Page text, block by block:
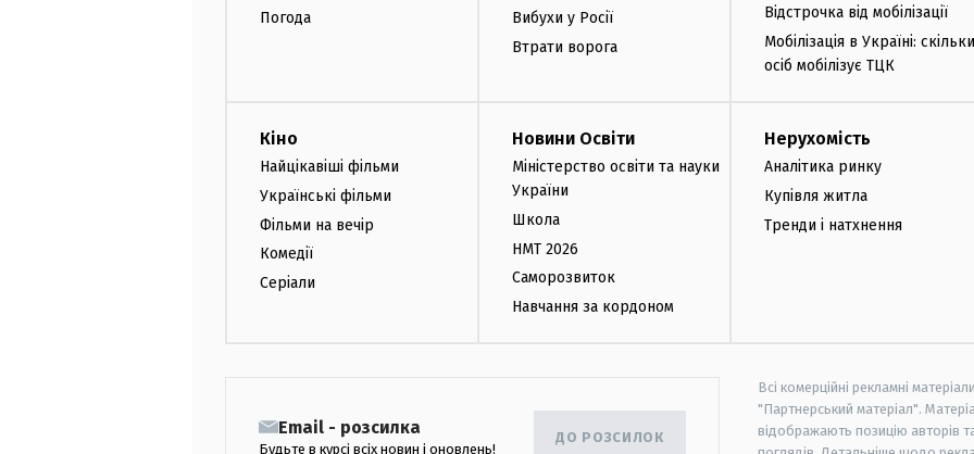
Погода
Вибухи у Росії
Втрати ворога
Відстрочка від мобілізації
Мобілізація в Україні: скільки
осіб мобілізує ТЦК
Кіно
Найцікавіші фільми
Українські фільми
Фільми на вечір
Комедії
Серіали
Новини Освіти
Міністерство освіти та науки
України
Школа
НМТ 2026
Саморозвиток
Навчання за кордоном
Нерухомість
Аналітика ринку
Купівля житла
Тренди і натхнення
Email - розсилка
Будьте в курсі всіх новин і оновлень!
ДО РОЗСИЛОК
Всі комерційні рекламні
"Партнерський матеріал".
відображають позицію авторів